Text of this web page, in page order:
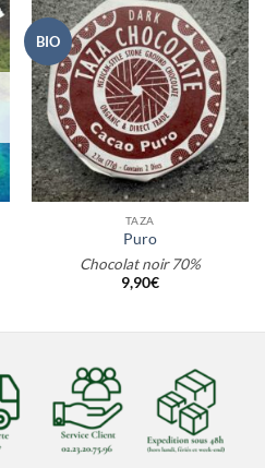
BIO
TAZA
Puro
Chocolat noir 70%
9,90€